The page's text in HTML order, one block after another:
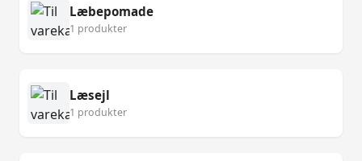
Læbepomade
1 produkter
Læsejl
1 produkter